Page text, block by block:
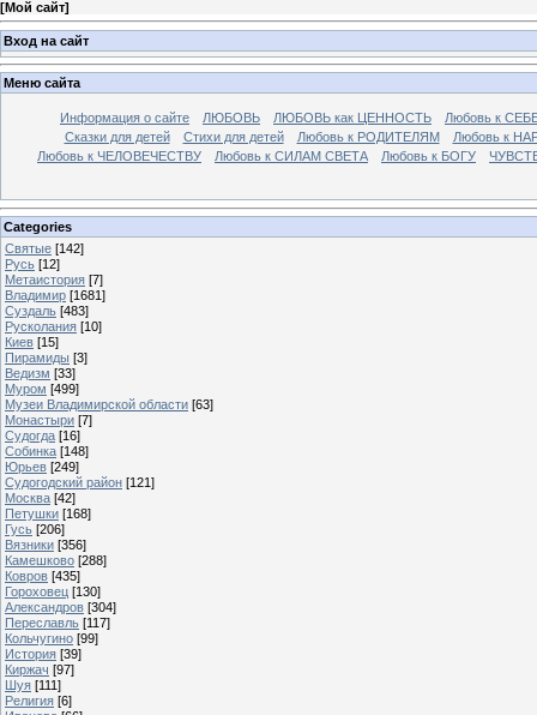
[Мой сайт]
Вход на сайт
Меню сайта
Информация о сайте ЛЮБОВЬ ЛЮБОВЬ как ЦЕННОСТЬ
Любовь к
Сказки для детей
Стихи для детей Любовь к РОДИТЕЛЯМ
Любовь к
Любовь к ЧЕЛОВЕЧЕСТВУ
Любовь к СИЛАМ СВЕТА Любовь к БОГУ
Categories
Святые [142]
Русь [12]
Метаистория [7]
Владимир [1681]
Суздаль [483]
Русколания [10]
Киев [15]
Пирамиды [3]
Ведизм [33]
Муром [499]
Музеи Владимирской области [63]
Монастыри [7]
Судогда [16]
Собинка [148]
Юрьев [249]
Судогодский район [121]
Москва [42]
Петушки [168]
Гусь [206]
Вязники [356]
Камешково [288]
Ковров [435]
Гороховец [130]
Александров [304]
Переславль [117]
Кольчугино [99]
История [39]
Киржач [97]
Шуя [111]
Религия [6]